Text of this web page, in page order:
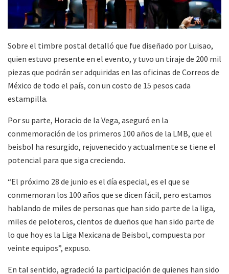
Sobre el timbre postal detalló que fue diseñado por Luisao,
quien estuvo presente en el evento, y tuvo un tiraje de 200 mil
piezas que podrán ser adquiridas en las oficinas de Correos de
México de todo el país, con un costo de 15 pesos cada
estampilla.
Por su parte, Horacio de la Vega, aseguró en la
conmemoración de los primeros 100 años de la LMB, que el
beisbol ha resurgido, rejuvenecido y actualmente se tiene el
potencial para que siga creciendo.
“El próximo 28 de junio es el día especial, es el que se
conmemoran los 100 años que se dicen fácil, pero estamos
hablando de miles de personas que han sido parte de la liga,
miles de peloteros, cientos de dueños que han sido parte de
lo que hoy es la Liga Mexicana de Beisbol, compuesta por
veinte equipos”, expuso.
En tal sentido, agradeció la participación de quienes han sido